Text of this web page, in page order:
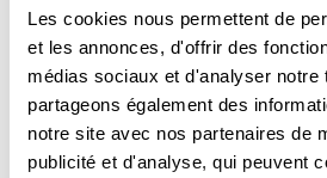
Les cookies nous permettent de
et les annonces, d'offrir des
médias sociaux et d'analyser notre
partageons également des
notre site avec nos partenaires de
publicité et d'analyse, qui peuvent
Placez les rampes sur une
alignez-les correctement avec
Assurez-vous qu’elles
le sol et vérifiez que leur
chargement sécurisé. Pour les
lourdes, optez pour nos rampes
Besoin d’une capacité
Découvrez notremodèle 540